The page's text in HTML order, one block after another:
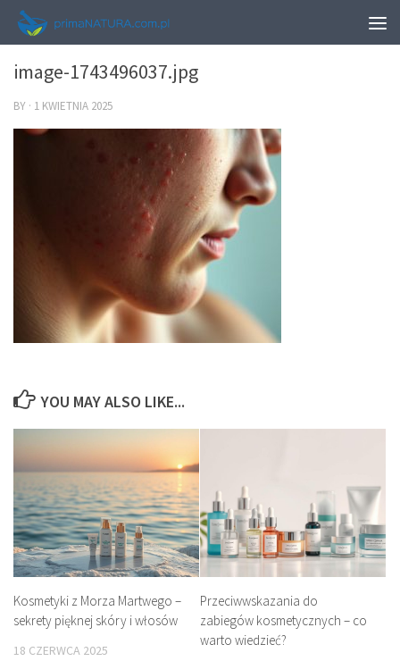
0
image-1743496037.jpg
BY · 1 KWIETNIA 2025
YOU MAY ALSO LIKE...
Kosmetyki z Morza Martwego –
sekrety pięknej skóry i włosów
18 CZERWCA 2025
Przeciwwskazania do
zabiegów kosmetycznych – co
warto wiedzieć?